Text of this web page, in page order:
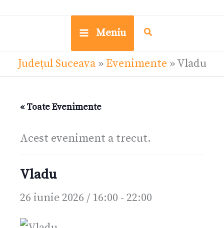
Meniu
Județul Suceava» Evenimente »Vladu
« Toate Evenimente
Acest eveniment a trecut.
Vladu
26 iunie 2026 / 16:00 - 22:00